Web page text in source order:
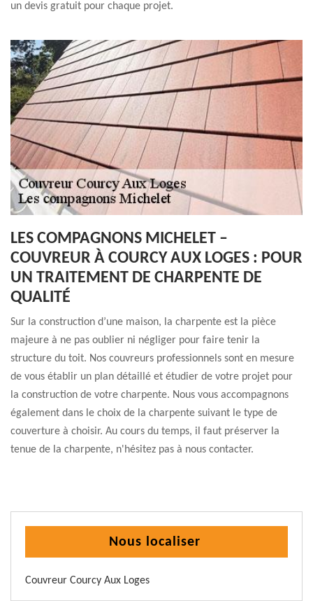
un devis gratuit pour chaque projet.
LES COMPAGNONS MICHELET –
COUVREUR À COURCY AUX LOGES : POUR
UN TRAITEMENT DE CHARPENTE DE
QUALITÉ
Sur la construction d’une maison, la charpente est la pièce
majeure à ne pas oublier ni négliger pour faire tenir la
structure du toit. Nos couvreurs professionnels sont en mesure
de vous établir un plan détaillé et étudier de votre projet pour
la construction de votre charpente. Nous vous accompagnons
également dans le choix de la charpente suivant le type de
couverture à choisir. Au cours du temps, il faut préserver la
tenue de la charpente, n'hésitez pas à nous contacter.
Nous localiser
Couvreur Courcy Aux Loges